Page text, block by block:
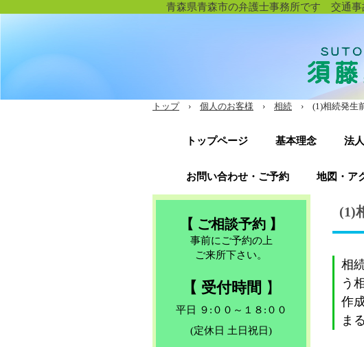
青森県青森市の弁護士事務所です 交
トップ › 個人のお客様 › 相続 › (1)相続発生
トップページ 基本理念 法
お問い合わせ・ご予約 地図・ア
(1)
相
う
作
ま
【 ご相談予約 】
事前にご予約の上
ご来所下さい。
【 受付時間 】
平日 ９:００～１８:００
(定休日 土日祝日)